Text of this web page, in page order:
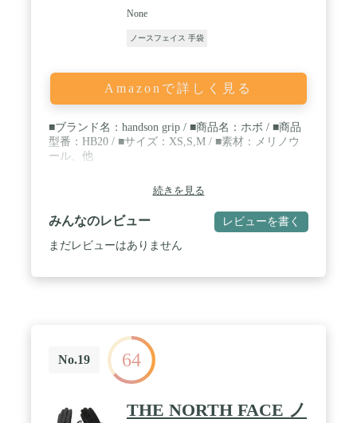
None
ノースフェイス 手袋
Amazonで詳しく見る
■ブランド名：handson grip / ■商品名：ホボ / ■商品
型番：HB20 / ■サイズ：XS,S,M / ■素材：メリノウ
ール、他
続きを見る
みんなのレビュー レビューを書く
まだレビューはありません
No.19 64
THE NORTH FACE ノ